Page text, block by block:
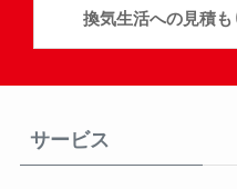
換気生活への見積
サービス